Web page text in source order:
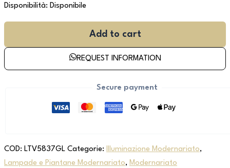
Disponibilità: Disponibile
Add to cart
REQUEST INFORMATION
Secure payment
COD: LTV5837GL Categorie: Illuminazione Modernariato,
Lampade e Piantane Modernariato, Modernariato